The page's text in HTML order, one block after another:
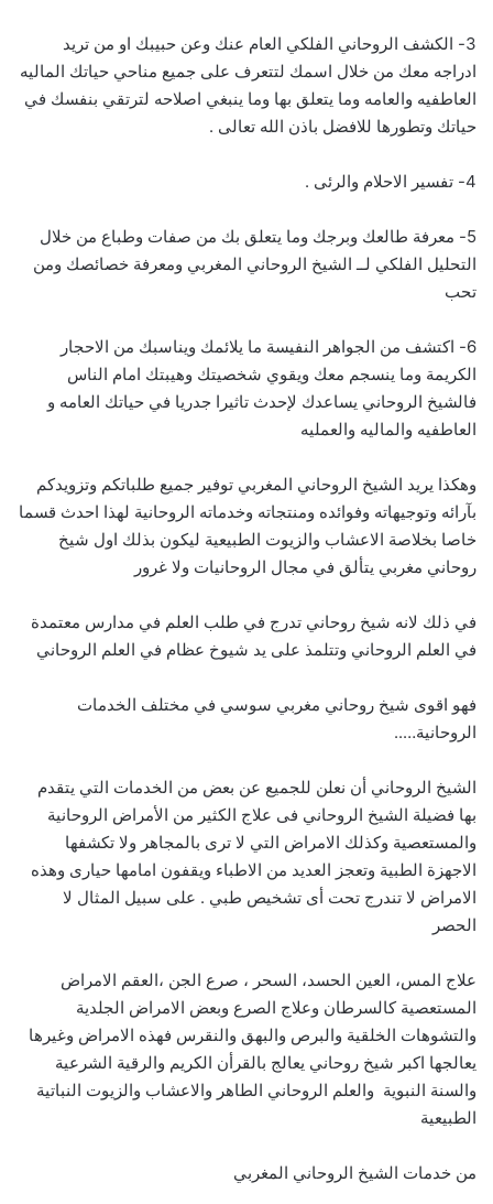
3- الكشف الروحاني الفلكي العام عنك وعن حبيبك او من تريد
ادراجه معك من خلال اسمك لتتعرف على جميع مناحي حياتك الماليه
العاطفيه والعامه وما يتعلق بها وما ينبغي اصلاحه لترتقي بنفسك في
حياتك وتطورها للافضل باذن الله تعالى .
4- تفسير الاحلام والرئى .
5- معرفة طالعك وبرجك وما يتعلق بك من صفات وطباع من خلال
التحليل الفلكي لــ الشيخ الروحاني المغربي ومعرفة خصائصك ومن
تحب
6- اكتشف من الجواهر النفيسة ما يلائمك ويناسبك من الاحجار
الكريمة وما ينسجم معك ويقوي شخصيتك وهيبتك امام الناس
فالشيخ الروحاني يساعدك لإحدث تاثيرا جدريا في حياتك العامه و
العاطفيه والماليه والعمليه
وهكذا يريد الشيخ الروحاني المغربي توفير جميع طلباتكم وتزويدكم
بآرائه وتوجيهاته وفوائده ومنتجاته وخدماته الروحانية لهذا احدث قسما
خاصا بخلاصة الاعشاب والزيوت الطبيعية ليكون بذلك اول شيخ
روحاني مغربي يتألق في مجال الروحانيات ولا غرور
في ذلك لانه شيخ روحاني تدرج في طلب العلم في مدارس معتمدة
في العلم الروحاني وتتلمذ على يد شيوخ عظام في العلم الروحاني
فهو اقوى شيخ روحاني مغربي سوسي في مختلف الخدمات
الروحانية…..
الشيخ الروحاني أن نعلن للجميع عن بعض من الخدمات التي يتقدم
بها فضيلة الشيخ الروحاني فى علاج الكثير من الأمراض الروحانية
والمستعصية وكذلك الامراض التي لا ترى بالمجاهر ولا تكشفها
الاجهزة الطبية وتعجز العديد من الاطباء ويقفون امامها حيارى وهذه
الامراض لا تندرج تحت أى تشخيص طبي . على سبيل المثال لا
الحصر
علاج المس، العين الحسد، السحر ، صرع الجن ،العقم الامراض
المستعصية كالسرطان وعلاج الصرع وبعض الامراض الجلدية
والتشوهات الخلقية والبرص والبهق والنقرس فهذه الامراض وغيرها
يعالجها اكبر شيخ روحاني يعالج بالقرأن الكريم والرقية الشرعية
والسنة النبوية والعلم الروحاني الطاهر والاعشاب والزيوت النباتية
الطبيعية
من خدمات الشيخ الروحاني المغربي